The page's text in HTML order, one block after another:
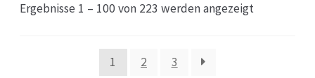
Ergebnisse 1 – 100 von 223 werden angezeigt
1 2 3